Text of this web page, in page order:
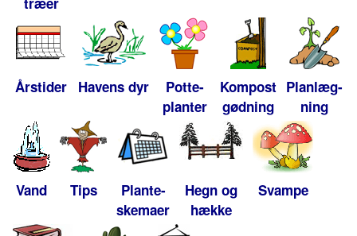
Årstider Havens dyr
Potte-
planter
Kompost
gødning
Planlæg-
ning
Vand Tips
Plante-
skemaer
Hegn og
hække
Svampe